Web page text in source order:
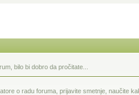
bilo bi dobro da pročitate...
o radu foruma, prijavite smetnje, naučite